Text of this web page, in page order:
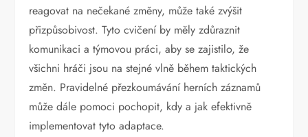
reagovat na nečekané změny, může také zvýšit
přizpůsobivost. Tyto cvičení by měly zdůraznit
komunikaci a týmovou práci, aby se zajistilo, že
všichni hráči jsou na stejné vlně během taktických
změn. Pravidelné přezkoumávání herních záznamů
může dále pomoci pochopit, kdy a jak efektivně
implementovat tyto adaptace.